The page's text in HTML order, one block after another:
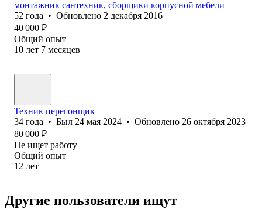
монтажник сантехник, сборщики корпусной мебели
52 года • Обновлено 2 декабря 2016
40 000 ₽
Общий опыт
10 лет 7 месяцев
Техник перегонщик
34 года • Был 24 мая 2024 • Обновлено 26 октября 2023
80 000 ₽
Не ищет работу
Общий опыт
12 лет
Другие пользователи ищут